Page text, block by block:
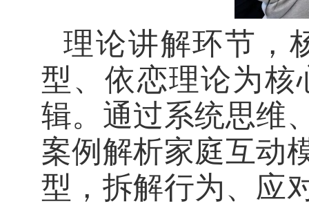
理论讲解环节，
型、依恋理论为核
辑。通过系统思维
案例解析家庭互动
型，拆解行为、应